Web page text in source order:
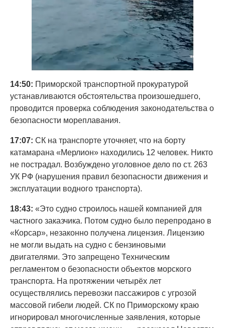
14:50: Приморской транспортной прокуратурой
устанавливаются обстоятельства произошедшего,
проводится проверка соблюдения законодательства о
безопасности мореплавания.
17:07: СК на транспорте уточняет, что на борту
катамарана «Мерлион» находились 12 человек. Никто
не пострадал. Возбуждено уголовное дело по ст. 263
УК РФ (нарушения правил безопасности движения и
эксплуатации водного транспорта).
18:43: «Это судно строилось нашей компанией для
частного заказчика. Потом судно было перепродано в
«Корсар», незаконно получена лицензия. Лицензию
не могли выдать на судно с бензиновыми
двигателями. Это запрещено Техническим
регламентом о безопасности объектов морского
транспорта. На протяжении четырёх лет
осуществлялись перевозки пассажиров с угрозой
массовой гибели людей. СК по Приморскому краю
игнорировал многочисленные заявления, которые